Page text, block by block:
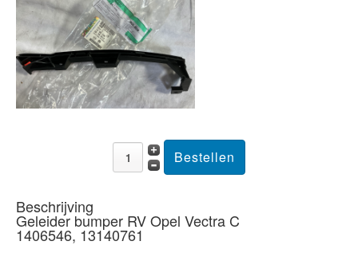
Beschrijving
Geleider bumper RV Opel Vectra C
1406546, 13140761